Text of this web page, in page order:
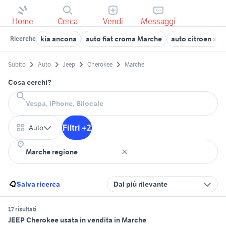
Home Cerca Vendi Messaggi
Ricerche kia ancona auto fiat croma Marche auto citroen
Subito Auto Jeep Cherokee Marche
Cosa cerchi?
Auto Filtri +2
Salva ricerca Dal più rilevante
17 risultati
JEEP Cherokee usata in vendita in Marche